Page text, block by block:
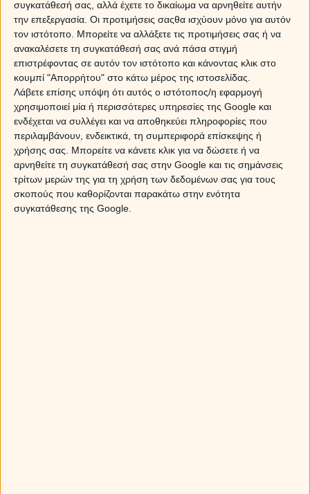
συγκατάθεσή σας, αλλά έχετε το δικαίωμα να αρνηθείτε αυτήν
την επεξεργασία. Οι προτιμήσεις σαςθα ισχύουν μόνο για αυτόν
τον ιστότοπο. Μπορείτε να αλλάξετε τις προτιμήσεις σας ή να
ανακαλέσετε τη συγκατάθεσή σας ανά πάσα στιγμή
επιστρέφοντας σε αυτόν τον ιστότοπο και κάνοντας κλικ στο
κουμπί "Απορρήτου" στο κάτω μέρος της ιστοσελίδας.
Λάβετε επίσης υπόψη ότι αυτός ο ιστότοπος/η εφαρμογή
χρησιμοποιεί μία ή περισσότερες υπηρεσίες της Google και
ενδέχεται να συλλέγει και να αποθηκεύει πληροφορίες που
περιλαμβάνουν, ενδεικτικά, τη συμπεριφορά επίσκεψης ή
χρήσης σας. Μπορείτε να κάνετε κλικ για να δώσετε ή να
αρνηθείτε τη συγκατάθεσή σας στην Google και τις σημάνσεις
τρίτων μερών της για τη χρήση των δεδομένων σας για τους
σκοπούς που καθορίζονται παρακάτω στην ενότητα
συγκατάθεσης της Google.